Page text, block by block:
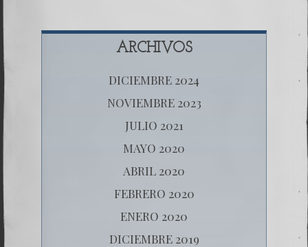
ARCHIVOS
DICIEMBRE 2024
NOVIEMBRE 2023
JULIO 2021
MAYO 2020
ABRIL 2020
FEBRERO 2020
ENERO 2020
DICIEMBRE 2019